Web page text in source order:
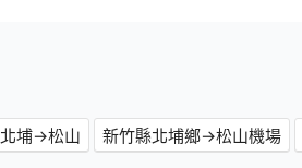
北埔→松山 新竹縣北埔鄉→松山機場